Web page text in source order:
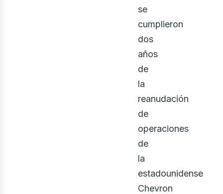
se
cumplieron
dos
años
de
la
reanudación
de
operaciones
de
la
estadounidense
Chevron